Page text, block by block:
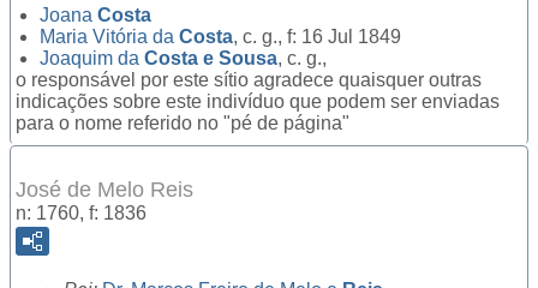
Joana Costa
Maria Vitória da Costa, c. g., f: 16 Jul 1849
Joaquim da Costa e Sousa, c. g.,
o responsável por este sítio agradece quaisquer outras
indicações sobre este indivíduo que podem ser enviadas
para o nome referido no "pé de página"
José de Melo Reis
n: 1760, f: 1836